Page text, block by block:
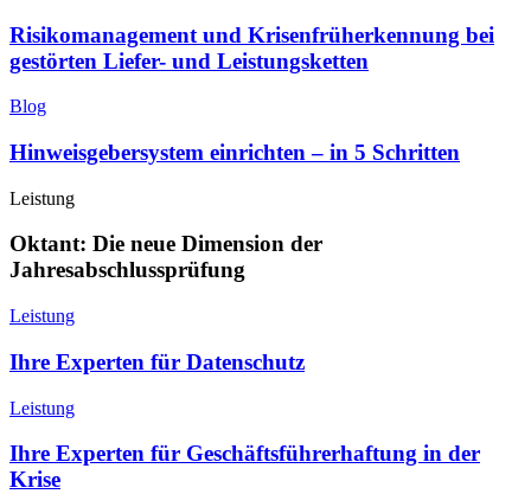
Risikomanagement und Krisenfrüherkennung bei
gestörten Liefer- und Leistungsketten
Blog
Hinweisgebersystem einrichten – in 5 Schritten
Leistung
Oktant: Die neue Dimension der
Jahresabschlussprüfung
Leistung
Ihre Experten für Datenschutz
Leistung
Ihre Experten für Geschäftsführerhaftung in der
Krise